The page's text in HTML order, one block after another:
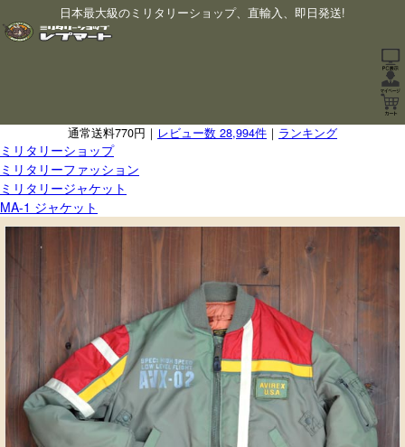
日本最大級のミリタリーショップ、直輸入、即日発送!
通常送料770円｜ レビュー数 28,994件 ｜ ランキング
ミリタリーショップ
ミリタリーファッション
ミリタリージャケット
MA-1 ジャケット